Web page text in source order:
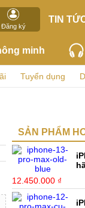
Đăng ký
TIN
minh
Tuyển dụng
SẢN PHẨM
12.450.000 ₫